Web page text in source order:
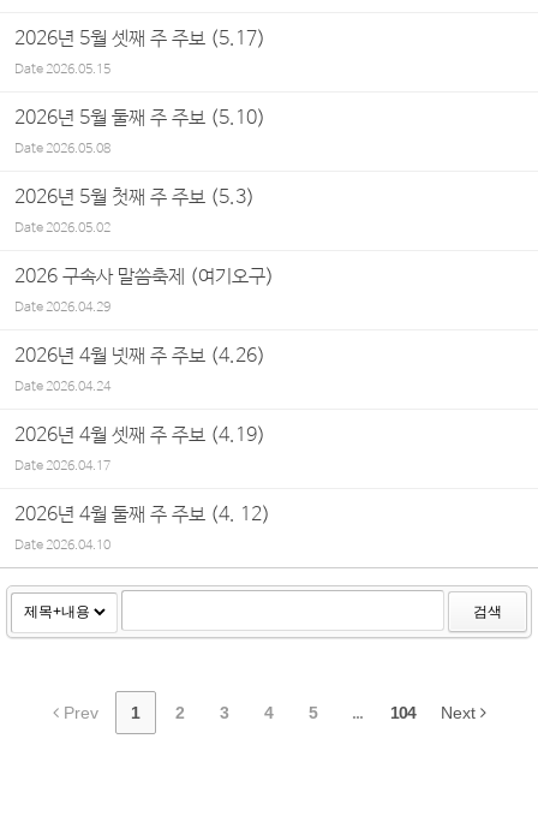
2026년 5월 셋째 주 주보 (5.17)
Date2026.05.15
2026년 5월 둘째 주 주보 (5.10)
Date2026.05.08
2026년 5월 첫째 주 주보 (5.3)
Date2026.05.02
2026 구속사 말씀축제 (여기오구)
Date2026.04.29
2026년 4월 넷째 주 주보 (4.26)
Date2026.04.24
2026년 4월 셋째 주 주보 (4.19)
Date2026.04.17
2026년 4월 둘째 주 주보 (4. 12)
Date2026.04.10
검색
Prev 1 2 3 4 5 ... 104 Next